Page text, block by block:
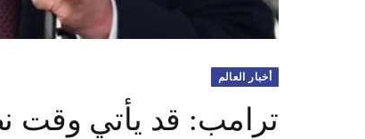
أخبار العالم
ترامب: قد يأتي وقت